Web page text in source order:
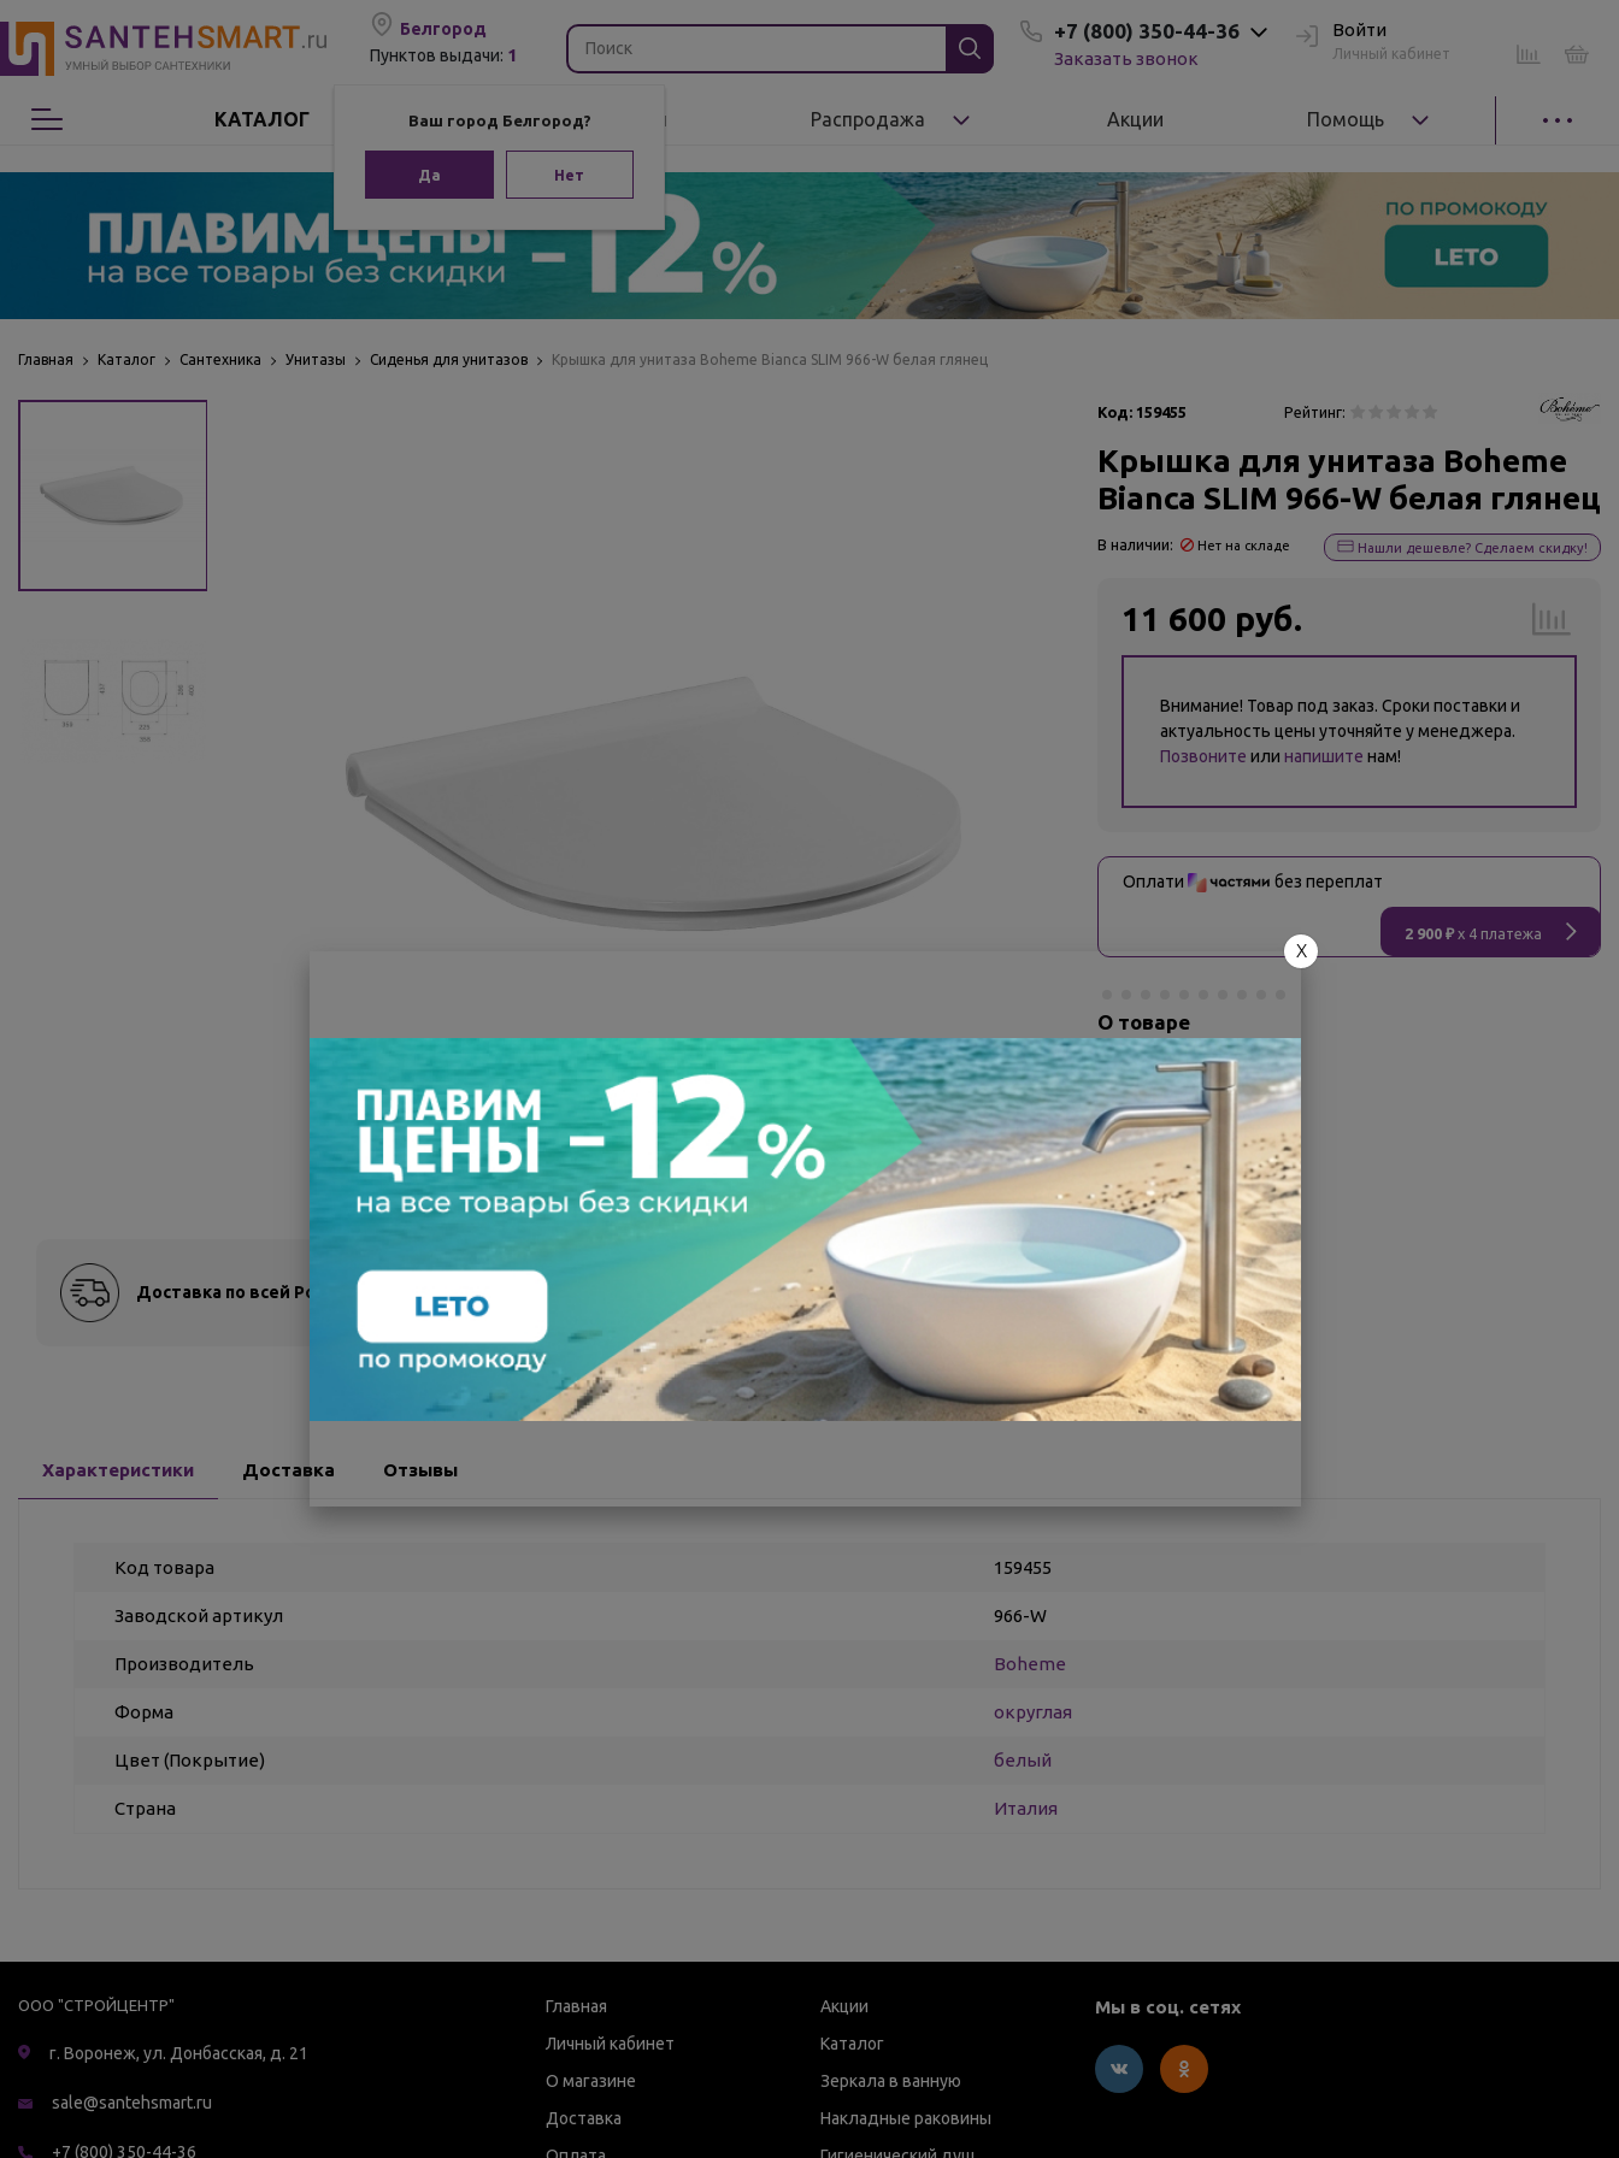
Белгород
Пунктов выдачи: 1
Ваш город Белгород?
Да Нет
+7 (800) 350-44-36
Заказать звонок
Войти
Личный кабинет
КАТАЛОГ
Сантехника
Мебель для ванной
Аксессуары для ванной
Бренды Распродажа Акции Помощь
Главная Каталог Сантехника Унитазы Сиденья для унитазов Крышка для унитаза Boheme Bianca SLIM 966-W белая глянец
Доставка по всей России Всегда низкие цены
Код: 159455 Рейтинг:
Крышка для унитаза Boheme
Bianca SLIM 966-W белая глянец
В наличии: Нет на складе Нашли дешевле? Сделаем скидку!
11 600 руб.
Внимание! Товар под заказ. Сроки поставки и
актуальность цены уточняйте у менеджера.
Позвоните или напишите нам!
Оплати без переплат
2 900 ₽x 4 платежа
О товаре
Заводской артикул:
966-W
Производитель:
Boheme
Страна: Италия
Другие характеристики
Поделиться
Характеристики Доставка Отзывы
Код товара 159455
Заводской артикул 966-W
Производитель Boheme
Форма округлая
Цвет (Покрытие) белый
Страна Италия
ООО "СТРОЙЦЕНТР"
г. Воронеж, ул. Донбасская, д. 21
sale@santehsmart.ru
+7 (800) 350-44-36
Главная
Личный кабинет
О магазине
Доставка
Акции
Каталог
Зеркала в ванную
Накладные раковины
Мы в соц. сетях
X